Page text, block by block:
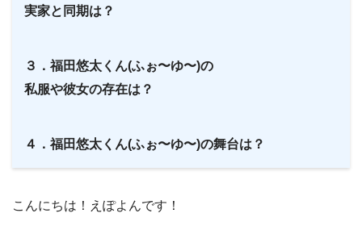
実家と同期は？
３．福田悠太くん(ふぉ〜ゆ〜)の
私服や彼女の存在は？
４．福田悠太くん(ふぉ〜ゆ〜)の舞台は？
こんにちは！えぽよんです！